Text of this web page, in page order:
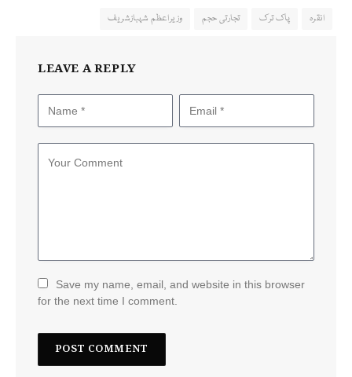
انقرہ پاک ترک تجارتی حجم وزیراعظم شہبازشریف
LEAVE A REPLY
Save my name, email, and website in this browser
for the next time I comment.